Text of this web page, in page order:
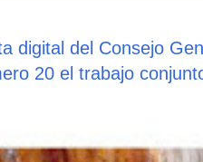
digital del Consejo
20 el trabajo